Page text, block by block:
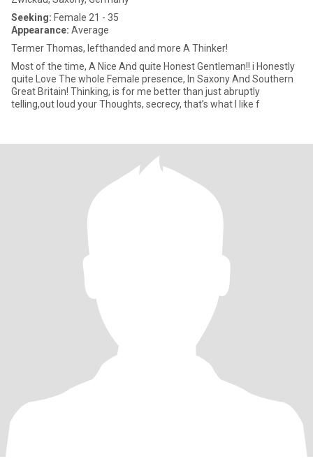
Seeking: Female 21 - 35
Appearance: Average
Termer Thomas, lefthanded and more A Thinker!
Most of the time, A Nice And quite Honest Gentleman!! i Honestly
quite Love The whole Female presence, In Saxony And Southern
Great Britain! Thinking, is for me better than just abruptly
telling,out loud your Thoughts, secrecy, that’s what I like f